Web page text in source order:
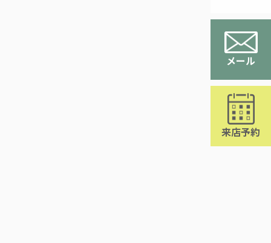
メール
来店予約